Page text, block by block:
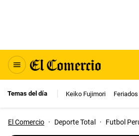
Temas del día Keiko Fujimori Feriados
El Comercio · Deporte Total · Futbol